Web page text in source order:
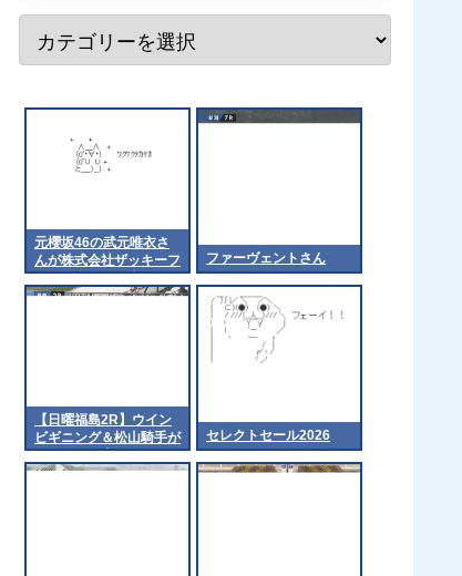
元櫻坂46の武元唯衣さ
んが株式会社ザッキーフ
ァーム所属を発表
ファーヴェントさん
【日曜福島2R】ウイン
ビギニング＆松山騎手が
ｷﾀ━━━━(ﾟ
∀ﾟ)━━━━!!
セレクトセール2026